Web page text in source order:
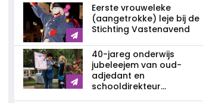
Eerste vrouweleke
(aangetrokke) leje bij de
Stichting Vastenavend
40-jareg onderwijs
jubeleejem van oud-
adjedant en
schooldirekteur...